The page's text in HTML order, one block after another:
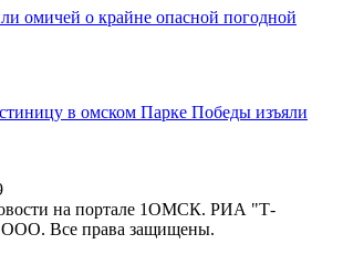
омичей о крайне опасной погодной
в омском Парке Победы изъяли
на портале 1ОМСК. РИА "Т-
Все права защищены.